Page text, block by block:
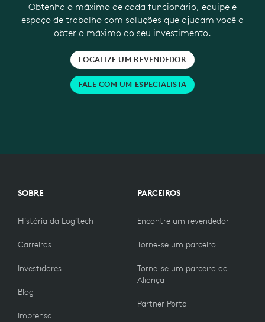
Obtenha o máximo de cada funcionário, equipe e
espaço de trabalho com soluções que ajudam você a
obter o máximo do seu investimento.
LOCALIZE UM REVENDEDOR
FALE COM UM ESPECIALISTA
SOBRE
História da Logitech
Carreiras
Investidores
Blog
Imprensa
PARCEIROS
Encontre um revendedor
Torne-se um parceiro
Torne-se um parceiro da
Aliança
Partner Portal